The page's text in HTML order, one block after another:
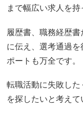
まで幅広い求人を持
履歴書、職務経歴
に伝え、選考通過
ポートも万全です。
転職活動に失敗し
を探したいと考えて